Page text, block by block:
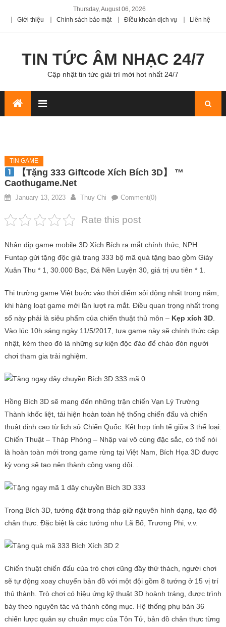
Thursday, August 06, 2026
Giới thiệu
Chính sách bảo mật Điều khoản dịch vụ Liên hệ
TIN TỨC ÂM NHẠC 24/7
Cập nhật tin tức giải trí mới hot nhất 24/7
TIN GAME
【Tặng 333 Giftcode Xích Bích 3D】 ™
Caothugame.net
January 13, 2023 Thuy Chi Comment(0)
Rate this post
Nhân dịp game mobile 3D Xích Bích ra mắt chính thức, NPH
Funtap gửi tặng độc giả trang 333 bộ mã quà tặng bao gồm Giày
Xuân Thu * 1, 30.000 Bạc, Đá Nền Luyện 30, giá trị ưu tiên * 1.
Thị trường game Việt bước vào thời điểm sôi động nhất trong năm,
khi hàng loạt game mới lần lượt ra mắt. Điều quan trọng nhất trong
số này phải là siêu phẩm của chiến thuật thủ môn – Kẹp xích 3D.
Vào lúc 10h sáng ngày 11/5/2017, tựa game này sẽ chính thức cập
nhật, kèm theo đó là những sự kiện độc đáo để chào đón người
chơi tham gia trải nghiệm.
Hồng Bích 3D sẽ mang đến những trận chiến Vạn Lý Trường
Thành khốc liệt, tái hiện hoàn toàn hệ thống chiến đấu và chiến
thuật đỉnh cao từ lịch sử Chiến Quốc. Kết hợp tinh tế giữa 3 thể loại:
Chiến Thuật – Tháp Phòng – Nhập vai vô cùng đặc sắc, có thể nói
là hoàn toàn mới trong game rừng tại Việt Nam, Bích Họa 3D được
kỳ vọng sẽ tạo nên thành công vang dội. .
Trong Bích 3D, tướng đặt trong tháp giữ nguyên hình dạng, tạo độ
chân thực. Đặc biệt là các tướng như Lã Bố, Trương Phi, v.v.
Chiến thuật chiến đấu của trò chơi cũng đầy thử thách, người chơi
sẽ tự động xoay chuyển bản đồ với một đội gồm 8 tướng ở 15 vị trí
thủ thành. Trò chơi có hiệu ứng kỹ thuật 3D hoành tráng, được trình
bày theo nguyên tác và thành công mục. Hệ thống phụ bản 36
chiến lược quân sự chuẩn mực của Tôn Tử, bản đồ chân thực từng